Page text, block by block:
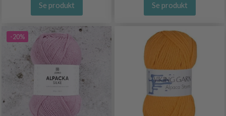
Se produkt Se produkt
-20%